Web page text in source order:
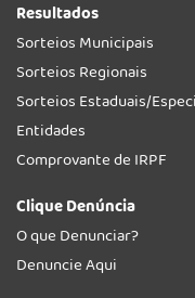
Resultados
Sorteios Municipais
Sorteios Regionais
Sorteios Estaduais/
Entidades
Comprovante de IRPF
Clique Denúncia
O que Denunciar?
Denuncie Aqui